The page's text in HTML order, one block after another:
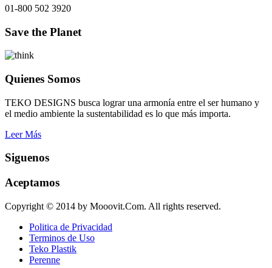
01-800 502 3920
Save the Planet
Quienes Somos
TEKO DESIGNS busca lograr una armonía entre el ser humano y
el medio ambiente la sustentabilidad es lo que más importa.
Leer Más
Siguenos
Aceptamos
Copyright © 2014 by Mooovit.Com. All rights reserved.
Politica de Privacidad
Terminos de Uso
Teko Plastik
Perenne